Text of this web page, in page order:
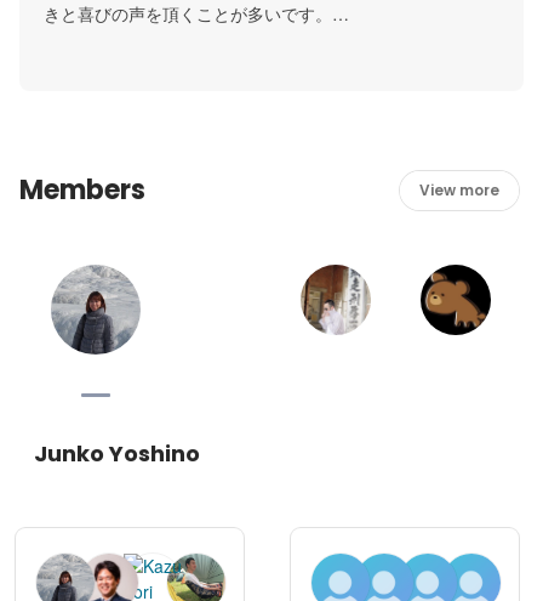
きと喜びの声を頂くことが多いです。
Members View more
Junko Yoshino